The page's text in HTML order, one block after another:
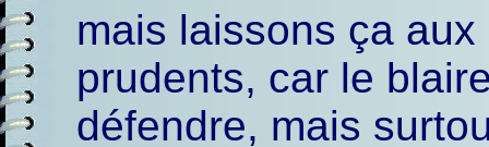
mais laissons ça
prudents, car le
défendre, mais